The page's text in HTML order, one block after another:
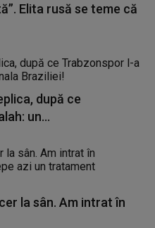
Elita rusă se teme că
după ce
un...
la sân. Am intrat în